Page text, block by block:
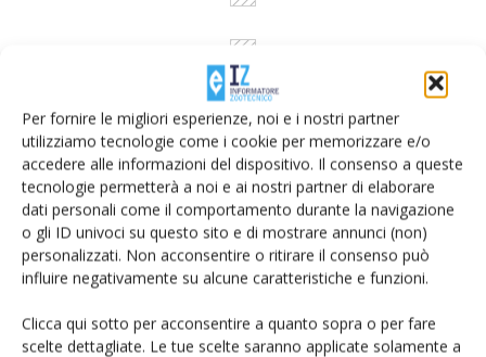
Per fornire le migliori esperienze, noi e i nostri partner
utilizziamo tecnologie come i cookie per memorizzare e/o
accedere alle informazioni del dispositivo. Il consenso a queste
tecnologie permetterà a noi e ai nostri partner di elaborare
dati personali come il comportamento durante la navigazione
o gli ID univoci su questo sito e di mostrare annunci (non)
personalizzati. Non acconsentire o ritirare il consenso può
influire negativamente su alcune caratteristiche e funzioni.
Clicca qui sotto per acconsentire a quanto sopra o per fare
scelte dettagliate. Le tue scelte saranno applicate solamente a
Rimani aggiornato sul mondo
dell’agricoltura